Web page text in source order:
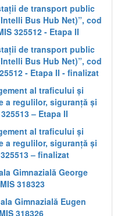
de transport public
Bus Hub Net)”, cod
325512 - Etapa II
de transport public
Bus Hub Net)”, cod
- Etapa II - finalizat
al traficului și
a regulilor, siguranță și
– Etapa II
al traficului și
a regulilor, siguranță și
– finalizat
Gimnazială George
318323
Gimnazială Eugen
318326